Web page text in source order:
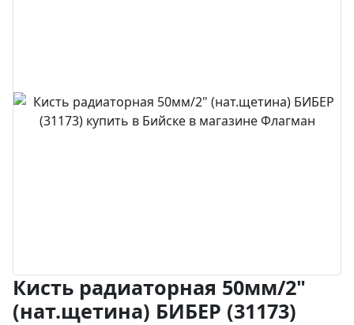
Кисть радиаторная 50мм/2"
(нат.щетина) БИБЕР (31173)